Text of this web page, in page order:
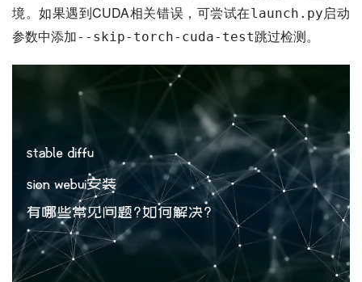
境。如果遇到CUDA相关错误，可尝试在launch.py启动
参数中添加--skip-torch-cuda-test跳过检测。